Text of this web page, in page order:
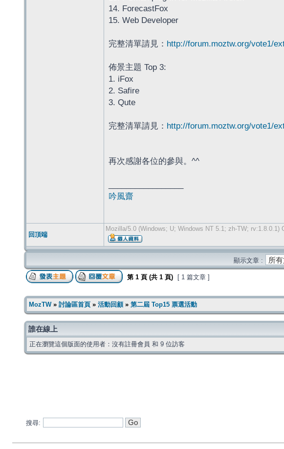
14. ForecastFox
15. Web Developer
完整清單請見： http://forum.moztw.org/vote1/
佈景主題 Top 3:
1. iFox
2. Safire
3. Qute
完整清單請見： http://forum.moztw.org/vote1/
再次感謝各位的參與。^^
吟風齋
回頂端
Mozilla/5.0 (Windows; U; Windows NT 5.1; zh-TW; rv:1.8.0.1)
顯示文章 :
第 1 頁 (共 1 頁) [ 1 篇文章 ]
MozTW» 討論區首頁 » 活動回顧» 第二屆 Top15 票選活動
誰在線上
正在瀏覽這個版面的使用者：沒有註冊會員 和 9 位訪客
搜尋: